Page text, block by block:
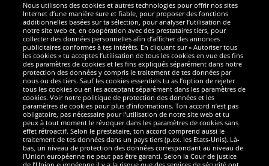
Sécurité
Nous sommes excellents
Nous utilisons des cookies et autres technologies pour offrir nos sites
Internet d’une manière sure et fiable, pour proposer des fonctions
additionnelles basées sur ta sélection, pour analyser l’utilisation de
notre site web et, en coopération avec des prestataires tiers, pour
collecter des données personnelles afin d’afficher des annonces
publicitaires conformes à tes intérêts. En cliquant sur « Autoriser tous
les cookies » tu acceptes l’utilisation de tous les cookies en vue des fins
des paramètres de cookies et les fins expliqués séparément dans notre
protection des données y compris le traitement de tes données par
nous ou des tiers. Sauf les cookies essentiels tu as l’option de rejeter
tous les cookies ou en les acceptant séparément dans les paramètres de
cookies. Voir notre politique de protection des données et les
paramètres de cookies pour plus d’informations. Ton accord n’est pas
obligatoire, pas nécessaire pour l’utilisation de notre site web et tu
peux à tout moment le révoquer dans les paramètres de cookies sans
effet rétroactif. Selon le prestataire, ton accord comprend aussi le
traitement de tes données dans un pays tiers (p.ex. les Etats-Unis). Là-
bas, un niveau de protection des données correspondant au niveau de
l’Union européenne ne peut pas être garanti. Selon la Cour de justice